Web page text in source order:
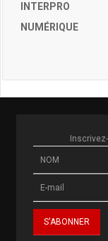
INTERPRO
NUMÉRIQUE